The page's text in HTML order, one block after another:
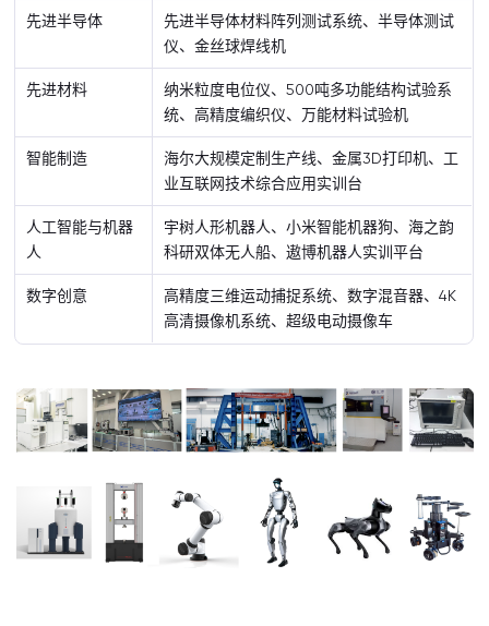
先进半导体
先进半导体材料阵列测试系统、半导体测试
仪、金丝球焊线机
先进材料
纳米粒度电位仪、500吨多功能结构试验系
统、高精度编织仪、万能材料试验机
智能制造
海尔大规模定制生产线、金属3D打印机、工
业互联网技术综合应用实训台
人工智能与机器
人
宇树人形机器人、小米智能机器狗、海之韵
科研双体无人船、遨博机器人实训平台
数字创意
高精度三维运动捕捉系统、数字混音器、4K
高清摄像机系统、超级电动摄像车